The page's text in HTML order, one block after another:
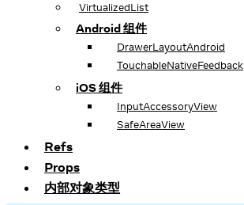
VirtualizedList
Android 组件
DrawerLayoutAndroid
TouchableNativeFeedback
iOS 组件
InputAccessoryView
SafeAreaView
Refs
Props
内部对象类型